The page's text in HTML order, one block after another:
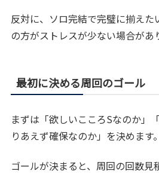
反対に、ソロ完結で完璧に揃えた
の方がストレスが少ない場合があ
最初に決める周回のゴール
まずは「欲しいこころSなのか」
りあえず確保なのか」を決めます。
ゴールが決まると、周回の回数見